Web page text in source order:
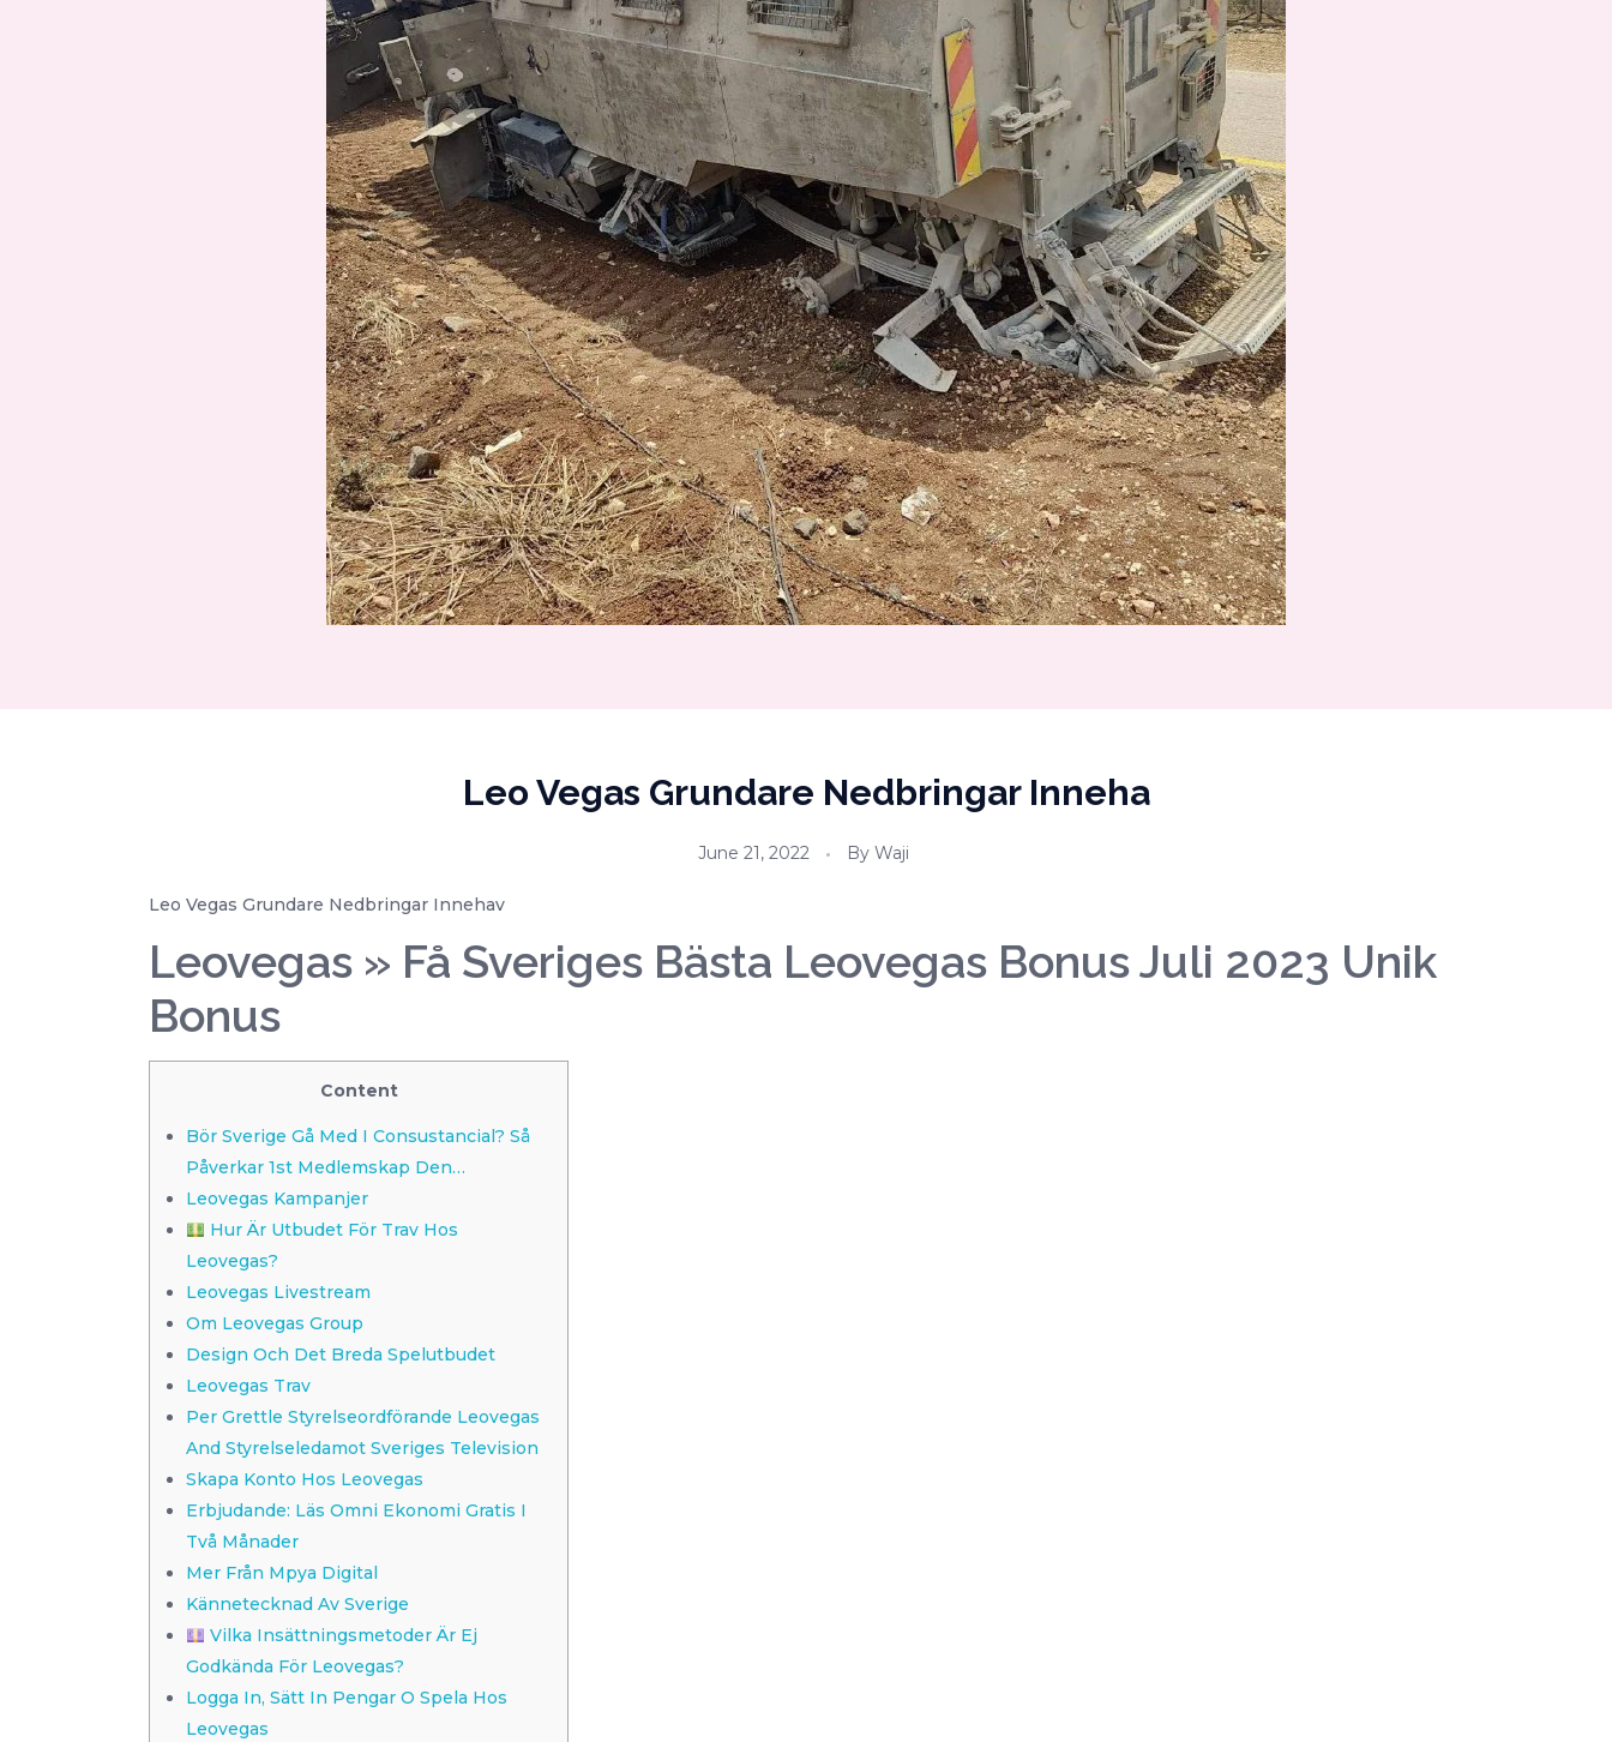
Leo Vegas Grundare Nedbringar Inneha
June 21, 2022 By Waji
Leo Vegas Grundare Nedbringar Innehav
Leovegas » Få Sveriges Bästa Leovegas Bonus Juli 2023 Unik
Bonus
Content
Bör Sverige Gå Med I Consustancial? Så
Påverkar 1st Medlemskap Den…
Leovegas Kampanjer
Hur Är Utbudet För Trav Hos
Leovegas?
Leovegas Livestream
Om Leovegas Group
Design Och Det Breda Spelutbudet
Leovegas Trav
Per Grettle Styrelseordförande Leovegas
And Styrelseledamot Sveriges Television
Skapa Konto Hos Leovegas
Erbjudande: Läs Omni Ekonomi Gratis I
Två Månader
Mer Från Mpya Digital
Kännetecknad Av Sverige
Vilka Insättningsmetoder Är Ej
Godkända För Leovegas?
Logga In, Sätt In Pengar O Spela Hos
Leovegas